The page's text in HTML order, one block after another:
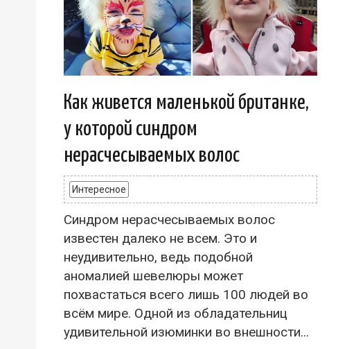
Как живется маленькой британке,
у которой синдром
нерасчесываемых волос
Интересное
Синдром нерасчесываемых волос
известен далеко не всем. Это и
неудивительно, ведь подобной
аномалией шевелюры может
похвастаться всего лишь 100 людей во
всём мире. Одной из обладательниц
удивительной изюминки во внешности...